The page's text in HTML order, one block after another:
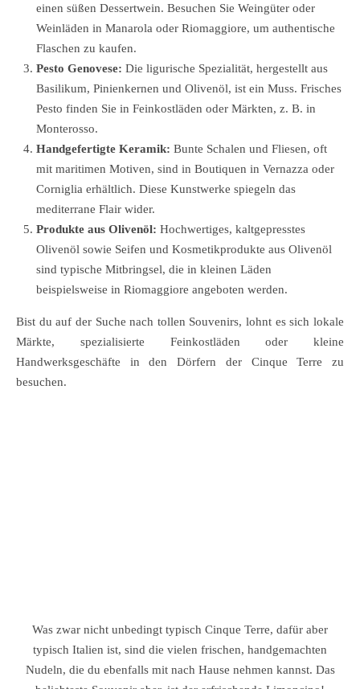
einen süßen Dessertwein. Besuchen Sie Weingüter oder
Weinläden in Manarola oder Riomaggiore, um authentische
Flaschen zu kaufen.
Pesto Genovese: Die ligurische Spezialität, hergestellt aus
Basilikum, Pinienkernen und Olivenöl, ist ein Muss. Frisches
Pesto finden Sie in Feinkostläden oder Märkten, z. B. in
Monterosso.
Handgefertigte Keramik: Bunte Schalen und Fliesen, oft
mit maritimen Motiven, sind in Boutiquen in Vernazza oder
Corniglia erhältlich. Diese Kunstwerke spiegeln das
mediterrane Flair wider.
Produkte aus Olivenöl: Hochwertiges, kaltgepresstes
Olivenöl sowie Seifen und Kosmetikprodukte aus Olivenöl
sind typische Mitbringsel, die in kleinen Läden
beispielsweise in Riomaggiore angeboten werden.
Bist du auf der Suche nach tollen Souvenirs, lohnt es sich lokale
Märkte, spezialisierte Feinkostläden oder kleine
Handwerksgeschäfte in den Dörfern der Cinque Terre zu
besuchen.
Was zwar nicht unbedingt typisch Cinque Terre, dafür aber
typisch Italien ist, sind die vielen frischen, handgemachten
Nudeln, die du ebenfalls mit nach Hause nehmen kannst. Das